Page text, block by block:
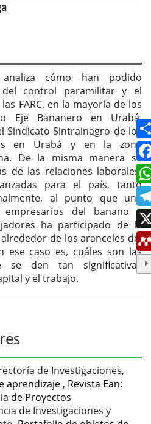
cómo han podido
control paramilitar y el
FARC, en la mayoría de los
Eje Bananero en Urabá,
Sindicato Sintrainagro de los
en Urabá y en la zona
De la misma manera se
de las relaciones laborales,
para el país, tanto
al punto que una
del banano y
ha participado de la
de los aranceles del
ese caso es, cuáles son las
se den tan significativas
y el trabajo.
de Investigaciones,
aprendizaje , Revista Ean:
de Proyectos
de Investigaciones y